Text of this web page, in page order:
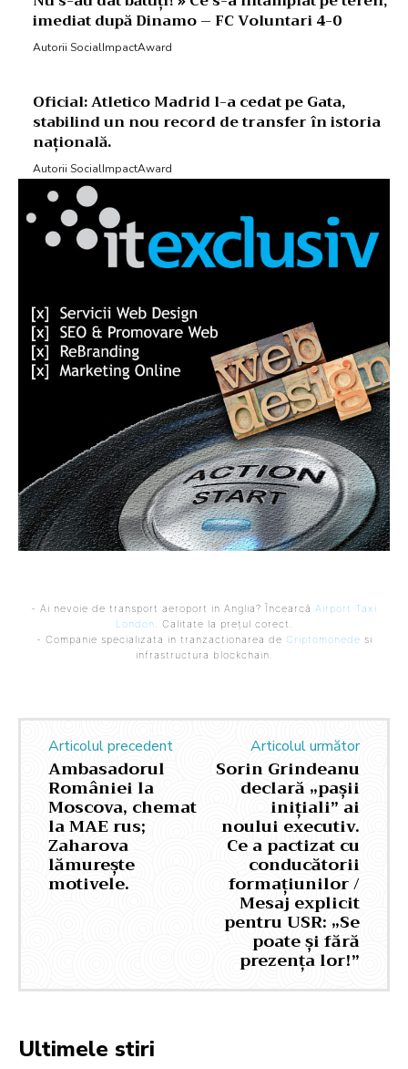
imediat după Dinamo – FC Voluntari 4-0
Autorii SocialImpactAward
Oficial: Atletico Madrid l-a cedat pe Gata,
stabilind un nou record de transfer în istoria
națională.
Autorii SocialImpactAward
- Ai nevoie de transport aeroport in Anglia? Încearcă Airport Taxi
London. Calitate la prețul corect.
- Companie specializata in tranzactionarea de Criptomonede si
infrastructura blockchain.
Articolul precedent
Ambasadorul
României la
Moscova, chemat
la MAE rus;
Zaharova
lămurește
motivele.
Articolul următor
Sorin Grindeanu
declară „pașii
inițiali” ai
noului executiv.
Ce a pactizat cu
conducătorii
formațiunilor /
Mesaj explicit
pentru USR: „Se
poate și fără
prezența lor!”
Ultimele stiri